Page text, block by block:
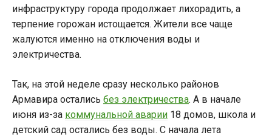
инфраструктуру города продолжает лихорадить, а
терпение горожан истощается. Жители все чаще
жалуются именно на отключения воды и
электричества.
Так, на этой неделе сразу несколько районов
Армавира остались без электричества. А в начале
июня из-за коммунальной аварии 18 домов, школа и
детский сад остались без воды. С начала лета